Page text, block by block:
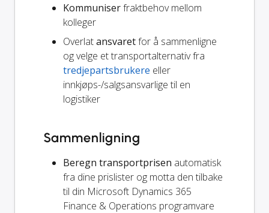
Kommuniserfraktbehov mellom
kolleger
Overlatansvaretfor å sammenligne
og velge et transportalternativ fra
tredjepartsbrukere eller
innkjøps-/salgsansvarlige til en
logistiker
Sammenligning
Beregn transportprisen automatisk
fra dine prislister og motta den tilbake
til din Microsoft Dynamics 365
Finance & Operations programvare